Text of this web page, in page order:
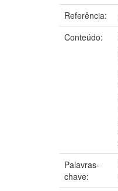
Referência:
Conteúdo:
Palavras-
chave: